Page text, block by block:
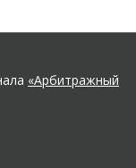
«Арбитражный